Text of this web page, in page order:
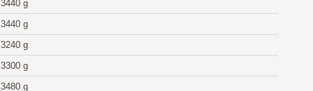
3440 g
3440 g
3240 g
3300 g
3480 g